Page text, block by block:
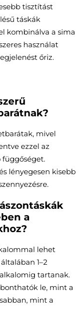
tisztítást
táskák
kombinálva a sima
használat
őriz.
mivel
ezzel az
függőséget.
lényegesen kisebb
a
lehet
1–2
tartanak.
le, mint a
mint a